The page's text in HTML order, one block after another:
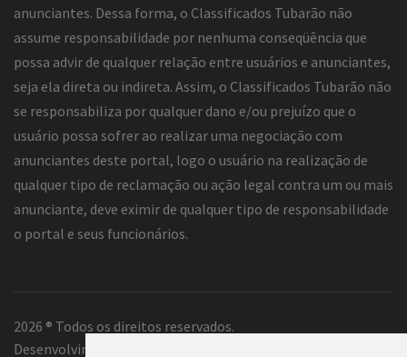
anunciantes. Dessa forma, o Classificados Tubarão não
assume responsabilidade por nenhuma conseqüência que
possa advir de qualquer relação entre usuários e anunciantes,
seja ela direta ou indireta. Assim, o Classificados Tubarão não
se responsabiliza por qualquer dano e/ou prejuízo que o
usuário possa sofrer ao realizar uma negociação com
anunciantes deste portal, logo o usuário na realização de
qualquer tipo de reclamação ou ação legal contra um ou mais
anunciante, deve eximir de qualquer tipo de responsabilidade
o portal e seus funcionários.
2026 ® Todos os direitos reservados.
Desenvolvimento e hospedagem